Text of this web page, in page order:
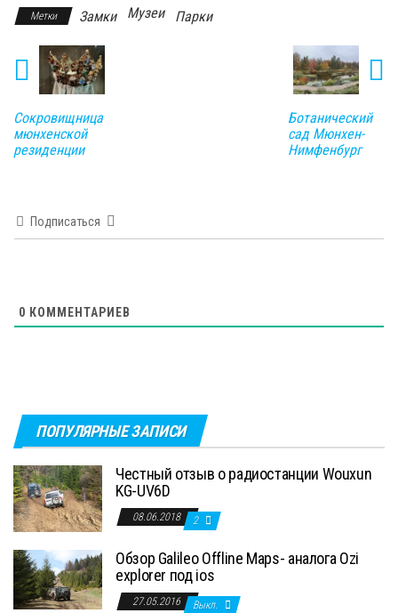
Метки Замки Музеи Парки
Сокровищница
мюнхенской
резиденции
Ботанический
сад Мюнхен-
Нимфенбург
Подписаться
0 КОММЕНТАРИЕВ
ПОПУЛЯРНЫЕ ЗАПИСИ
Честный отзыв о радиостанции Wouxun
KG-UV6D
08.06.2018 2
Обзор Galileo Offline Maps- аналога Ozi
explorer под ios
27.05.2016 Выкл.